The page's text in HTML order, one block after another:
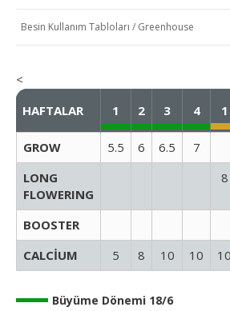
Besin Kullanım Tabloları / Greenhouse
<
HAFTALAR
1 2 3 4 1
GROW 5.5 6 6.5
7
LONG
FLOWERING
8
BOOSTER
CALCİUM
5 8 10 10 10
Büyüme Dönemi 18/6